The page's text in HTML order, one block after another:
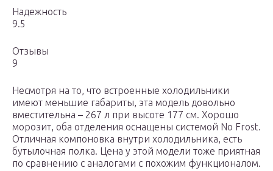
Надежность
9.5
Отзывы
9
Несмотря на то, что встроенные холодильники
имеют меньшие габариты, эта модель довольно
вместительна – 267 л при высоте 177 см. Хорошо
морозит, оба отделения оснащены системой No Frost.
Отличная компоновка внутри холодильника, есть
бутылочная полка. Цена у этой модели тоже приятная
по сравнению с аналогами с похожим функционалом.